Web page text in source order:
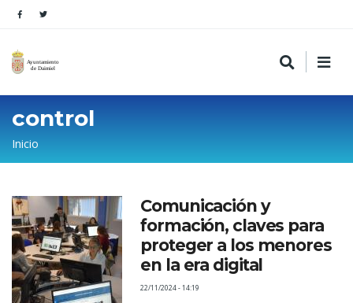
control
Sobrescribir
enlaces
de
ayuda
a
la
navegación
Inicio
Comunicación y
formación, claves para
proteger a los menores
en la era digital
22/11/2024 - 14:19